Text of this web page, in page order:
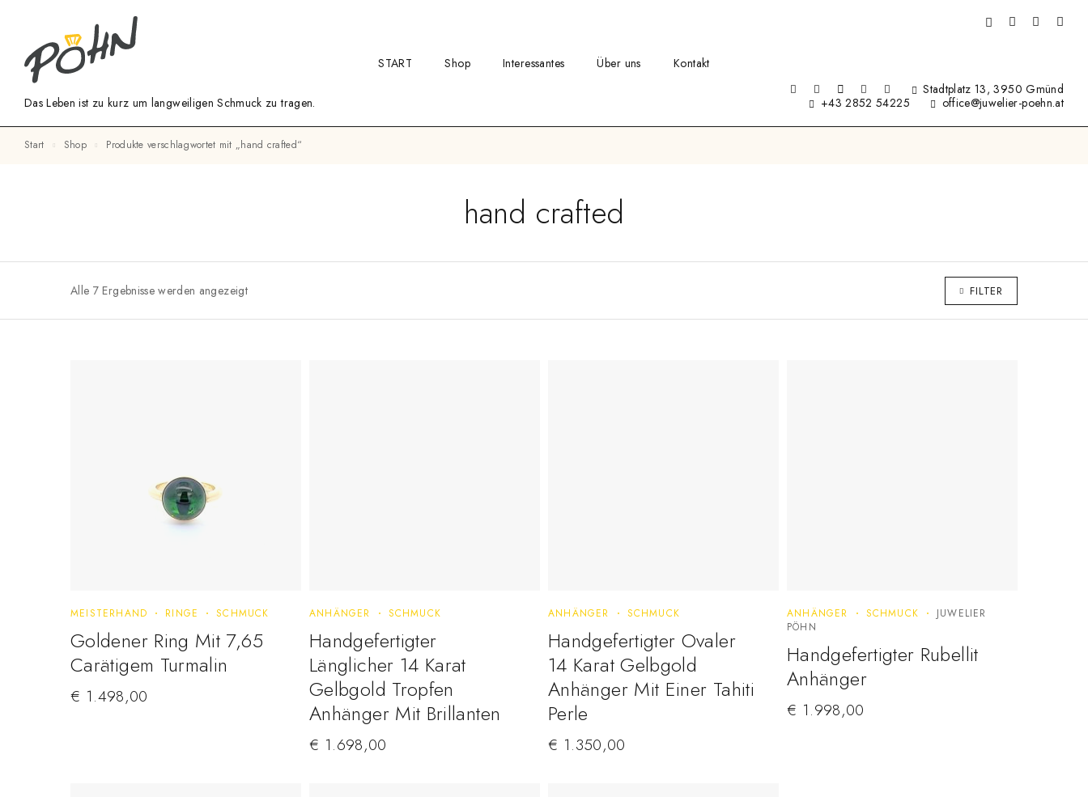
Das Leben ist zu kurz um langweiligen Schmuck zu tragen.
START Shop Interessantes Über uns
Kontakt
Stadtplatz 13, 3950 Gmünd
+43 2852 54225
office@juwelier-poehn.at
Start Shop Produkte verschlagwortet mit „hand crafted“
hand crafted
Alle 7 Ergebnisse werden angezeigt FILTER
MEISTERHAND RINGE SCHMUCK
Goldener Ring Mit 7,65
Carätigem Turmalin
€ 1.498,00
ANHÄNGER SCHMUCK
Handgefertigter
Länglicher 14 Karat
Gelbgold Tropfen
Anhänger Mit Brillanten
€ 1.698,00
ANHÄNGER SCHMUCK
Handgefertigter Ovaler
14 Karat Gelbgold
Anhänger Mit Einer Tahiti
Perle
€ 1.350,00
ANHÄNGER SCHMUCK
JUWELIER
PÖHN
Handgefertigter Rubellit
Anhänger
€ 1.998,00